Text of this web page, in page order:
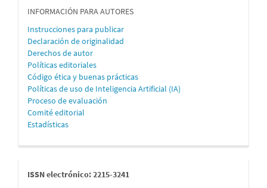
informacion
INFORMACIÓN PARA AUTORES
Instrucciones para publicar
Declaración de originalidad
Derechos de autor
Políticas editoriales
Código ética y buenas prácticas
Políticas de uso de Inteligencia Artificial (IA)
Proceso de evaluación
Comité editorial
Estadísticas
issn
ISSN electrónico: 2215-3241